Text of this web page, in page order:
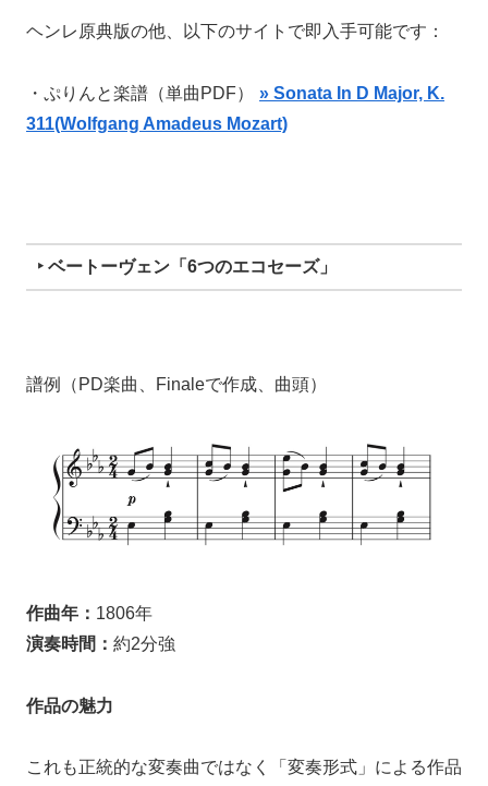
ヘンレ原典版の他、以下のサイトで即入手可能です：
・ぷりんと楽譜（単曲PDF）
» Sonata In D Major, K.
311(Wolfgang Amadeus Mozart)
‣ ベートーヴェン「6つのエコセーズ」
譜例（PD楽曲、Finaleで作成、曲頭）
作曲年： 1806年
演奏時間： 約2分強
作品の魅力
これも正統的な変奏曲ではなく「変奏形式」による作品